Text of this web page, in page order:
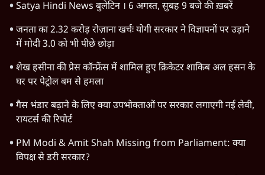
Satya Hindi News बुलेटिन । 6 अगस्त, सुबह 9 बजे की ख़बरें
जनता का 2.32 करोड़ रोज़ाना खर्चः योगी सरकार ने विज्ञापनों पर उड़ाने
में मोदी 3.0 को भी पीछे छोड़ा
शेख हसीना की प्रेस कॉन्फ्रेंस में शामिल हुए क्रिकेटर शाकिब अल हसन के
घर पर पेट्रोल बम से हमला
गैस भंडार बढ़ाने के लिए क्या उपभोक्ताओं पर सरकार लगाएगी नई लेवी,
रायटर्स की रिपोर्ट
PM Modi & Amit Shah Missing from Parliament: क्या
विपक्ष से डरी सरकार?